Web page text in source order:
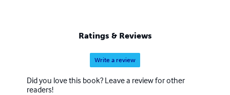
Ratings & Reviews
Write a review
Did you love this book? Leave a review for other
readers!